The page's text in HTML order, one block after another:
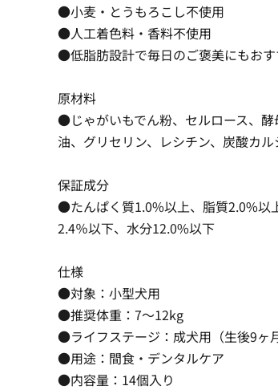
●小麦・とうもろこし不使用
●人工着色料・香料不使用
●低脂肪設計で毎日のご褒美にもおす
原材料
●じゃがいもでん粉、セルロース、
油、グリセリン、レシチン、炭酸カ
保証成分
●たんぱく質1.0%以上、脂質2.0%以
2.4％以下、水分12.0%以下
仕様
●対象：小型犬用
●推奨体重：7〜12kg
●ライフステージ：成犬用（生後9ヶ
●用途：間食・デンタルケア
●内容量：14個入り